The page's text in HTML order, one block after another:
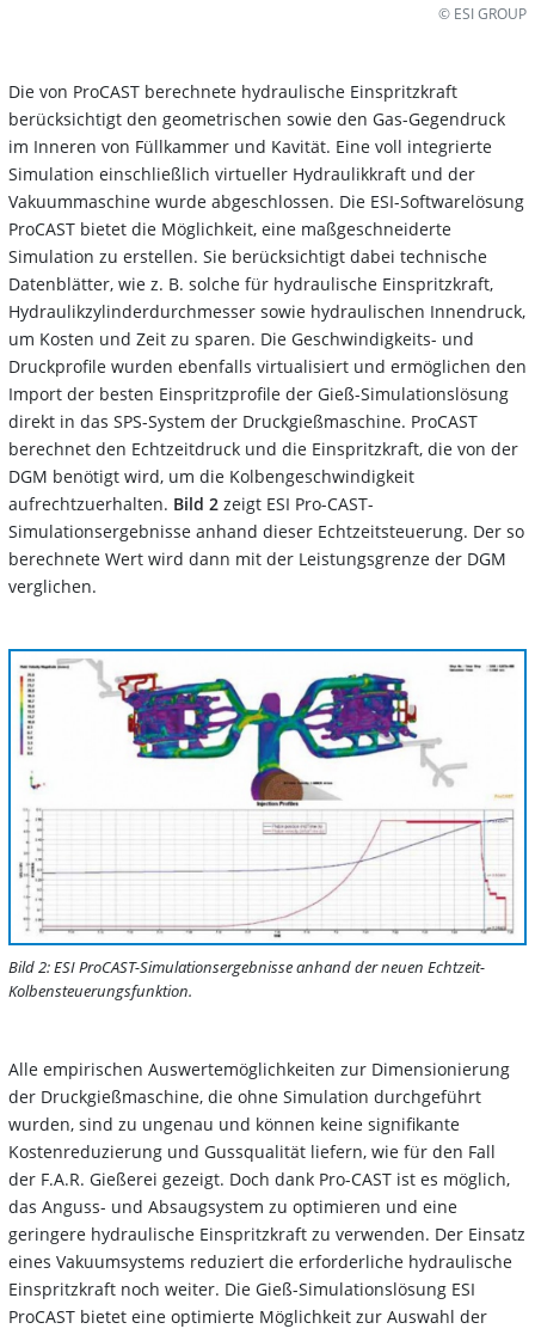
© ESI GROUP
Die von ProCAST berechnete hydraulische Einspritzkraft
berücksichtigt den geometrischen sowie den Gas-Gegendruck
im Inneren von Füllkammer und Kavität. Eine voll integrierte
Simulation einschließlich virtueller Hydraulikkraft und der
Vakuummaschine wurde abgeschlossen. Die ESI-Softwarelösung
ProCAST bietet die Möglichkeit, eine maßgeschneiderte
Simulation zu erstellen. Sie berücksichtigt dabei technische
Datenblätter, wie z. B. solche für hydraulische Einspritzkraft,
Hydraulikzylinderdurchmesser sowie hydraulischen Innendruck,
um Kosten und Zeit zu sparen. Die Geschwindigkeits- und
Druckprofile wurden ebenfalls virtualisiert und ermöglichen den
Import der besten Einspritzprofile der Gieß-Simulationslösung
direkt in das SPS-System der Druckgießmaschine. ProCAST
berechnet den Echtzeitdruck und die Einspritzkraft, die von der
DGM benötigt wird, um die Kolbengeschwindigkeit
aufrechtzuerhalten. Bild 2 zeigt ESI Pro-CAST-
Simulationsergebnisse anhand dieser Echtzeitsteuerung. Der so
berechnete Wert wird dann mit der Leistungsgrenze der DGM
verglichen.
Bild 2: ESI ProCAST-Simulationsergebnisse anhand der neuen Echtzeit-
Kolbensteuerungsfunktion.
Alle empirischen Auswertemöglichkeiten zur Dimensionierung
der Druckgießmaschine, die ohne Simulation durchgeführt
wurden, sind zu ungenau und können keine signifikante
Kostenreduzierung und Gussqualität liefern, wie für den Fall
der F.A.R. Gießerei gezeigt. Doch dank Pro-CAST ist es möglich,
das Anguss- und Absaugsystem zu optimieren und eine
geringere hydraulische Einspritzkraft zu verwenden. Der Einsatz
eines Vakuumsystems reduziert die erforderliche hydraulische
Einspritzkraft noch weiter. Die Gieß-Simulationslösung ESI
ProCAST bietet eine optimierte Möglichkeit zur Auswahl der